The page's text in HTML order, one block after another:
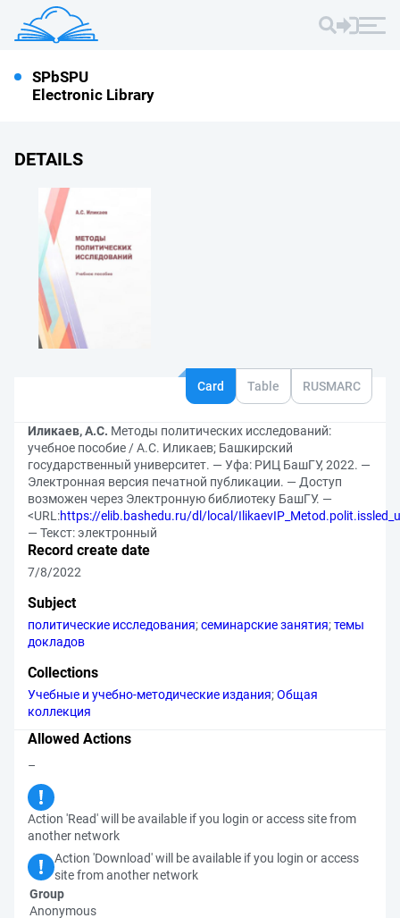
SPbSPU
Electronic Library
DETAILS
Card Table RUSMARC
Иликаев, А.С. Методы политических исследований:
учебное пособие / А.С. Иликаев; Башкирский
государственный университет. — Уфа: РИЦ БашГУ, 2022. —
Электронная версия печатной публикации. — Доступ
возможен через Электронную библиотеку БашГУ. —
<URL:https://elib.bashedu.ru/dl/local/
— Текст: электронный
Record create date
7/8/2022
Subject
политические исследования;семинарские занятия;темы
докладов
Collections
Учебные и учебно-методические издания;Общая
коллекция
Allowed Actions
–
Action 'Read' will be available if you login or access site from
another network
Action 'Download' will be available if you login or access
site from another network
Group
Anonymous